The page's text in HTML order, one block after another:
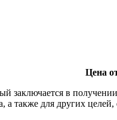
Цена
заключается в
а также для других